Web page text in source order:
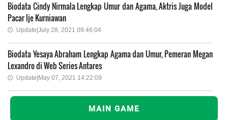
Biodata Cindy Nirmala Lengkap Umur dan Agama, Aktris Juga Model
Pacar Ije Kurniawan
Update|July 28, 2021 09:46:04
Biodata Yesaya Abraham Lengkap Agama dan Umur, Pemeran Megan
Lexandro di Web Series Antares
Update|May 07, 2021 14:22:09
MAIN GAME